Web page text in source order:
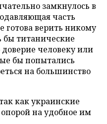
замкнулось в
часть
готова верить никому
титанические
человеку или
бы попытались
на большинство
как украинские
на удобное им